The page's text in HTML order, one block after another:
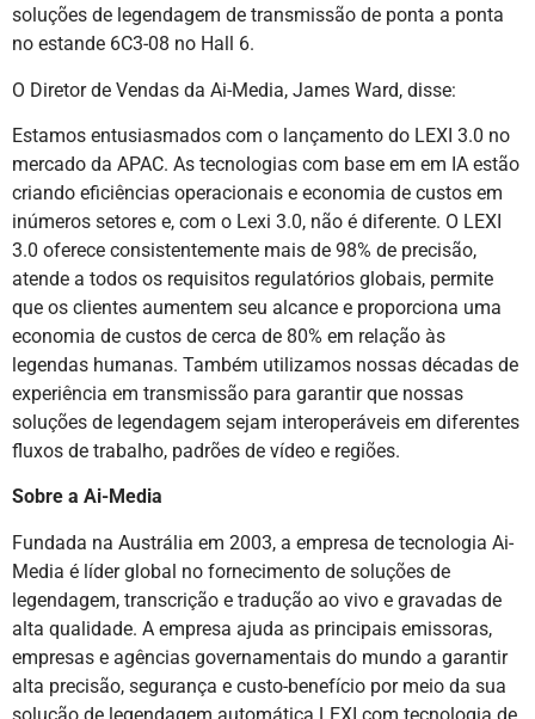
soluções de legendagem de transmissão de ponta a ponta
no estande 6C3-08 no Hall 6.
O Diretor de Vendas da Ai-Media, James Ward, disse:
Estamos entusiasmados com o lançamento do LEXI 3.0 no
mercado da APAC. As tecnologias com base em em IA estão
criando eficiências operacionais e economia de custos em
inúmeros setores e, com o Lexi 3.0, não é diferente. O LEXI
3.0 oferece consistentemente mais de 98% de precisão,
atende a todos os requisitos regulatórios globais, permite
que os clientes aumentem seu alcance e proporciona uma
economia de custos de cerca de 80% em relação às
legendas humanas. Também utilizamos nossas décadas de
experiência em transmissão para garantir que nossas
soluções de legendagem sejam interoperáveis em diferentes
fluxos de trabalho, padrões de vídeo e regiões.
Sobre a Ai-Media
Fundada na Austrália em 2003, a empresa de tecnologia Ai-
Media é líder global no fornecimento de soluções de
legendagem, transcrição e tradução ao vivo e gravadas de
alta qualidade. A empresa ajuda as principais emissoras,
empresas e agências governamentais do mundo a garantir
alta precisão, segurança e custo-benefício por meio da sua